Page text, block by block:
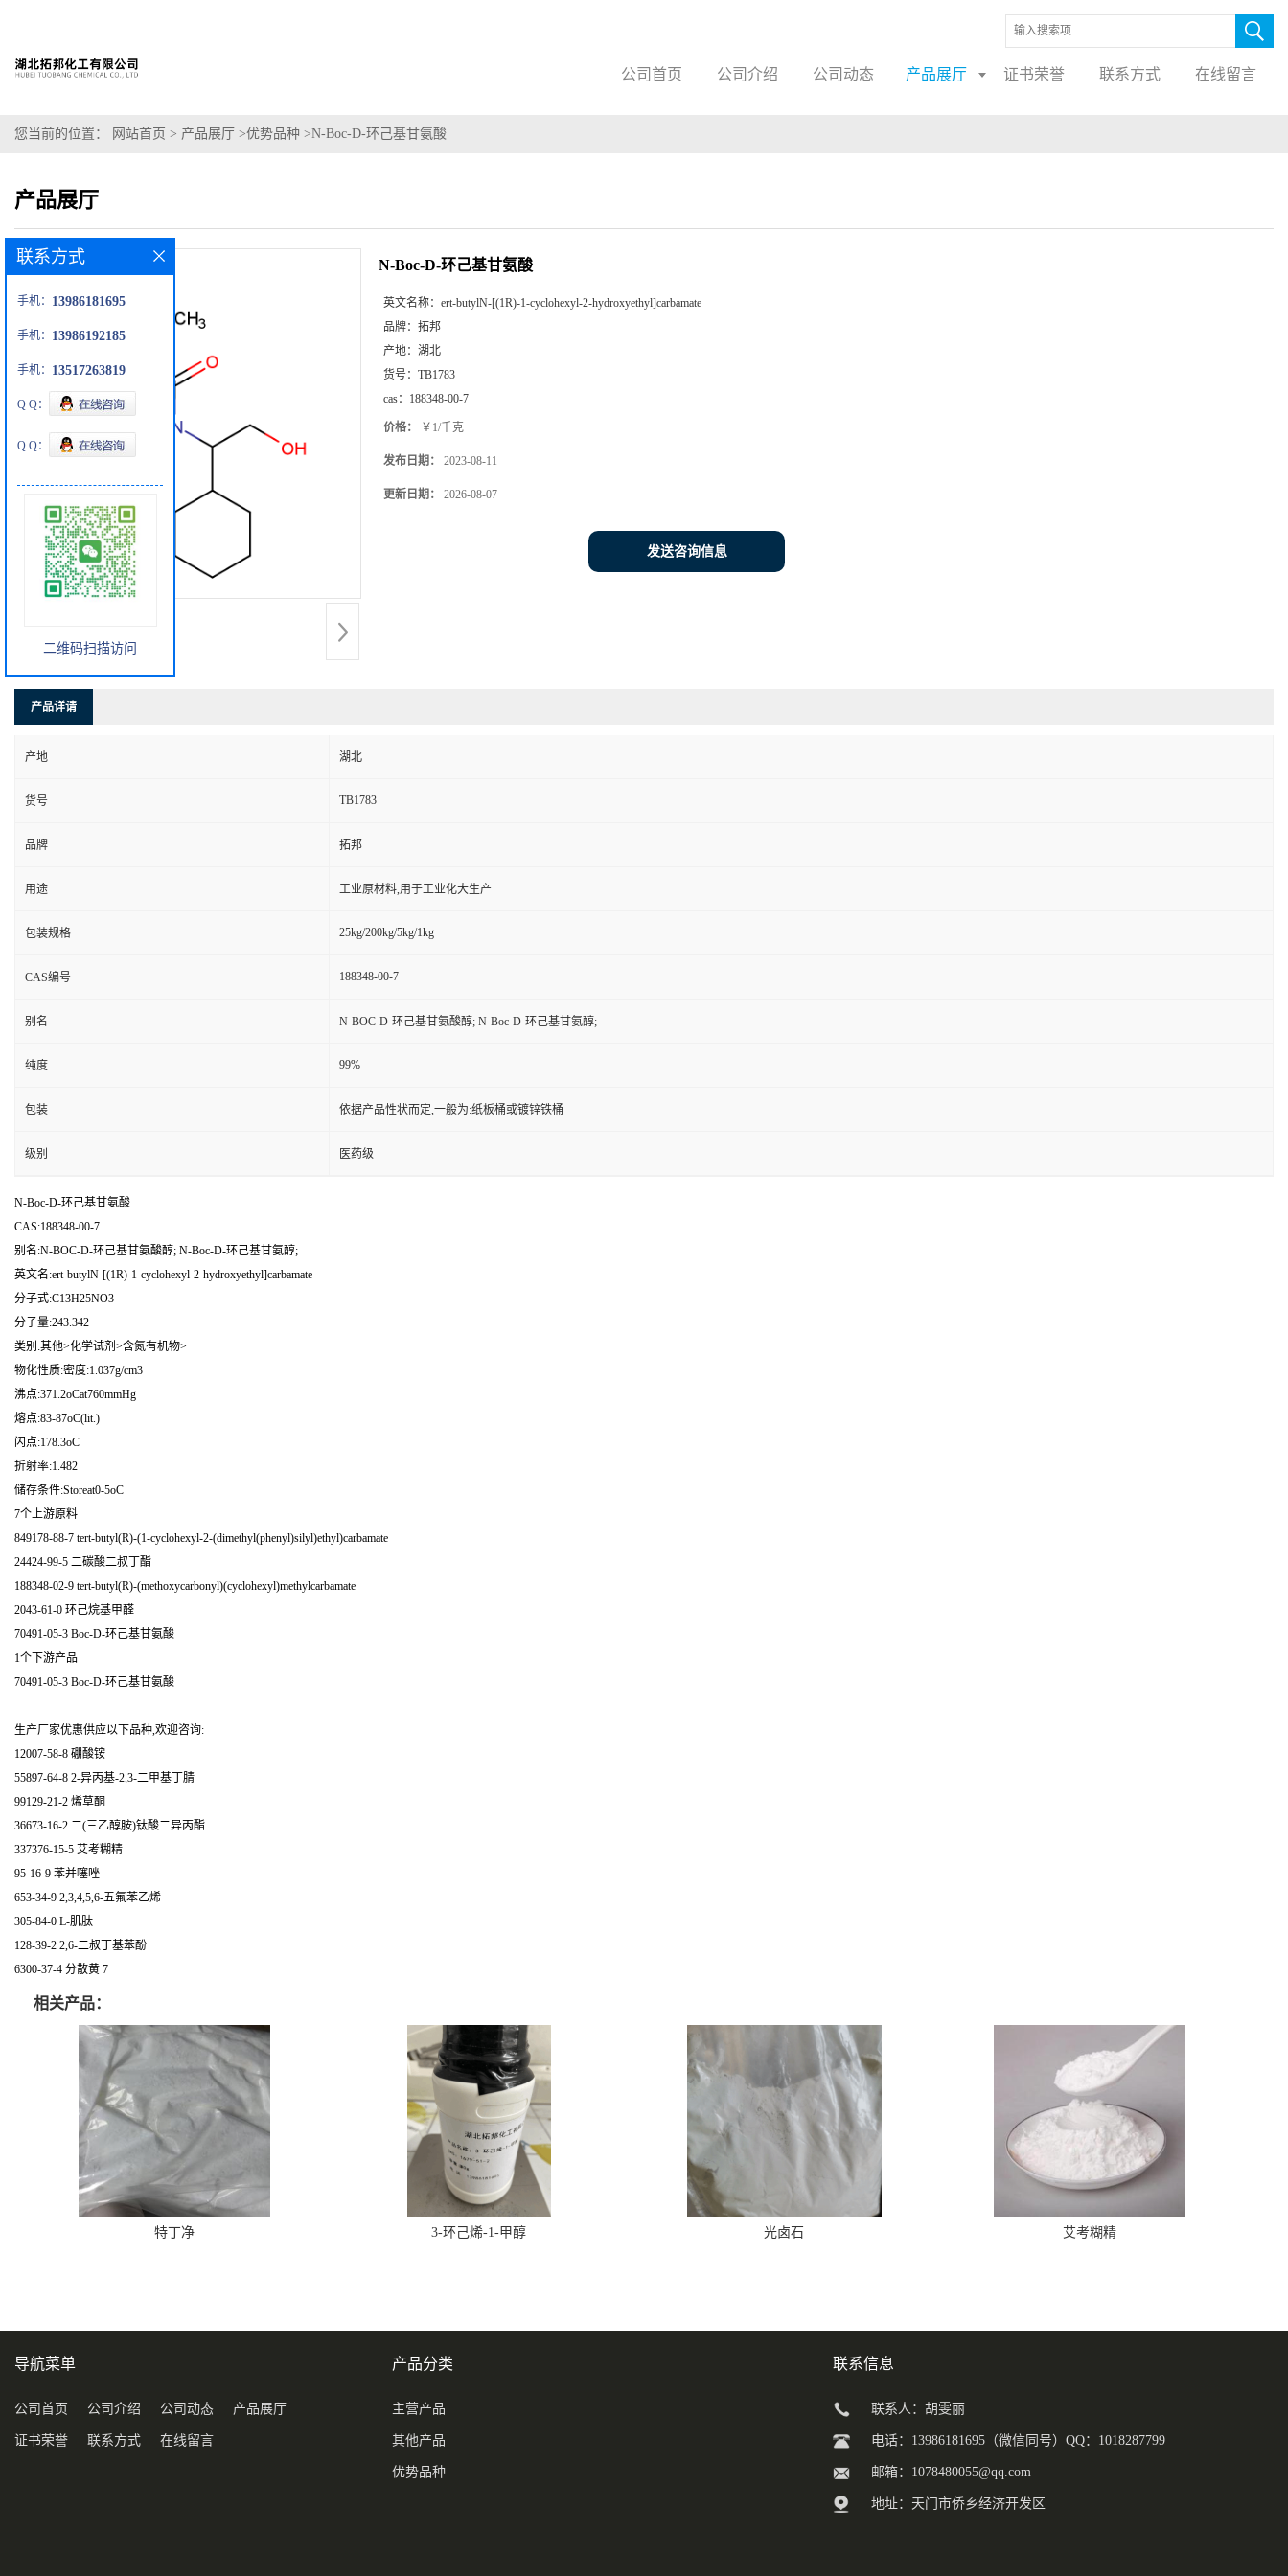
公司首页 公司介绍 公司动态 产品展厅 证书荣誉 联系方式 在线留言
您当前的位置： 网站首页 > 产品展厅 >优势品种 >N-Boc-D-环己基甘氨酸
产品展厅
N-Boc-D-环己基甘氨酸
英文名称： ert-butylN-[(1R)-1-cyclohexyl-2-hydroxyethyl]carbamate
品牌： 拓邦
产地： 湖北
货号： TB1783
cas： 188348-00-7
价格： ￥1/千克
发布日期： 2023-08-11
更新日期： 2026-08-07
发送咨询信息
产品详请
产地 湖北
货号 TB1783
品牌 拓邦
用途 工业原材料,用于工业化大生产
包装规格 25kg/200kg/5kg/1kg
CAS编号 188348-00-7
别名 N-BOC-D-环己基甘氨酸醇; N-Boc-D-环己基甘氨醇;
纯度 99%
包装 依据产品性状而定,一般为:纸板桶或镀锌铁桶
级别 医药级
N-Boc-D-环己基甘氨酸
CAS:188348-00-7
别名:N-BOC-D-环己基甘氨酸醇; N-Boc-D-环己基甘氨醇;
英文名:ert-butylN-[(1R)-1-cyclohexyl-2-hydroxyethyl]carbamate
分子式:C13H25NO3
分子量:243.342
类别:其他>化学试剂>含氮有机物>
物化性质:密度:1.037g/cm3
沸点:371.2oCat760mmHg
熔点:83-87oC(lit.)
闪点:178.3oC
折射率:1.482
储存条件:Storeat0-5oC
7个上游原料
849178-88-7 tert-butyl(R)-(1-cyclohexyl-2-(dimethyl(phenyl)silyl)ethyl)carbamate
24424-99-5 二碳酸二叔丁酯
188348-02-9 tert-butyl(R)-(methoxycarbonyl)(cyclohexyl)methylcarbamate
2043-61-0 环己烷基甲醛
70491-05-3 Boc-D-环己基甘氨酸
1个下游产品
70491-05-3 Boc-D-环己基甘氨酸
生产厂家优惠供应以下品种,欢迎咨询:
12007-58-8 硼酸铵
55897-64-8 2-异丙基-2,3-二甲基丁腈
99129-21-2 烯草酮
36673-16-2 二(三乙醇胺)钛酸二异丙酯
337376-15-5 艾考糊精
95-16-9 苯并噻唑
653-34-9 2,3,4,5,6-五氟苯乙烯
305-84-0 L-肌肽
128-39-2 2,6-二叔丁基苯酚
6300-37-4 分散黄 7
相关产品：
特丁净 3-环己烯-1-甲醇 光卤石 艾考糊精
联系方式
手机： 13986181695
手机： 13986192185
手机： 13517263819
Q Q：
Q Q：
二维码扫描访问
导航菜单
公司首页 公司介绍 公司动态 产品展厅
证书荣誉 联系方式 在线留言
产品分类
主营产品
其他产品
优势品种
联系信息
联系人：胡雯丽
电话：13986181695（微信同号）QQ：1018287799
邮箱： 1078480055@qq.com
地址：天门市侨乡经济开发区